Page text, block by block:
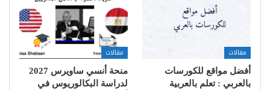
مقالات
أفضل مواقع للكورسات
بالعربي : تعلم بالعربية
مقالات
منحة أنسي ساويرس 2027
لدراسة البكالوريوس في